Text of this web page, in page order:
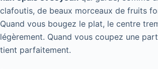
clafoutis, de beaux morceaux de fruits
Quand vous bougez le plat, le centre
légèrement. Quand vous coupez une
tient parfaitement.